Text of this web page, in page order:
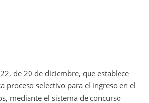
de 20 de diciembre, que establece
proceso selectivo para el ingreso en el
mediante el sistema de concurso